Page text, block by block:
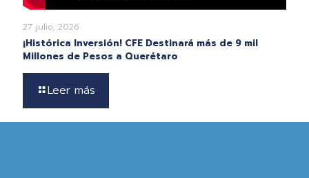
27 julio, 2026
¡Histórica Inversión! CFE Destinará más de 9 mil
Millones de Pesos a Querétaro
Leer más